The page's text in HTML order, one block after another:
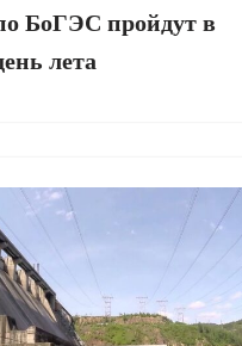
БоГЭС пройдут в
лета